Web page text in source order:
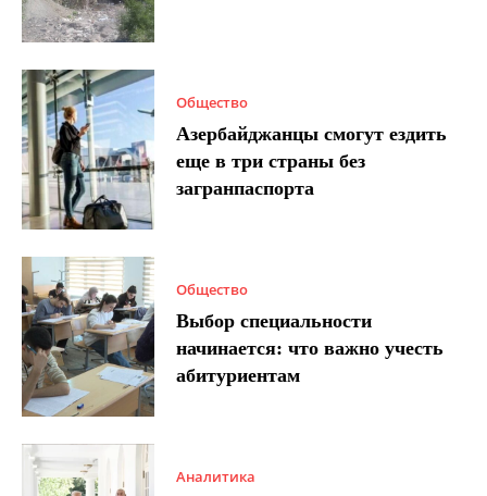
Общество
Азербайджанцы смогут ездить
еще в три страны без
загранпаспорта
Общество
Выбор специальности
начинается: что важно учесть
абитуриентам
Аналитика